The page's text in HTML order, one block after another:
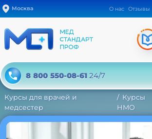
Москва О нас Отзывы
8 800 550-08-61 24/7
Курсы для врачей и
медсестер
Курсы
НМО